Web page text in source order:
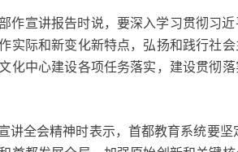
作宣讲报告时说，要深入学习贯彻习
实际和新变化新特点，弘扬和践行社
化中心建设各项任务落实，建设贯彻
全会精神时表示，首都教育系统要坚